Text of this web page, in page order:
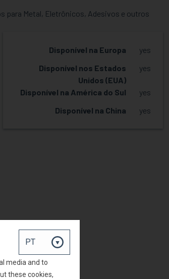
para Metal, Eletrônicos, Adesivos e outros
Disponível na Europa
yes
Disponível nos Estados
Unidos (EUA)
yes
Disponível na América do Sul
yes
Disponível na China
yes
media and to
these cookies,